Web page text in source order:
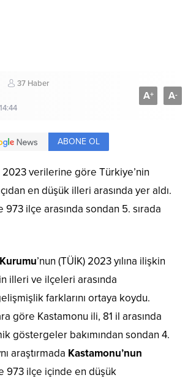
37 Haber
A+ A-
ABONE OL
2023 verilerine göre Türkiye’nin
en düşük illeri arasında yer aldı.
973 ilçe arasında sondan 5. sırada
’nun (TÜİK) 2023 yılına ilişkin
illeri ve ilçeleri arasında
farklarını ortaya koydu.
göre Kastamonu ili, 81 il arasında
göstergeler bakımından sondan 4.
araştırmada Kastamonu’nun
973 ilçe içinde en düşük